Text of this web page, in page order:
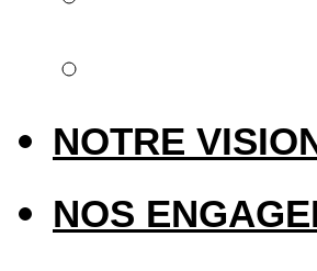
NOTRE
NOS